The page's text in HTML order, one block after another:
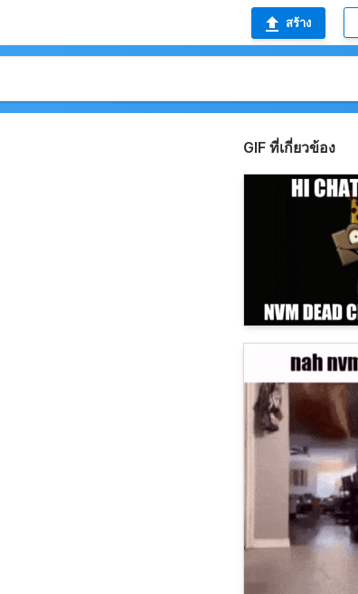
สร้าง
GIF ที่เกี่ยวข้อง